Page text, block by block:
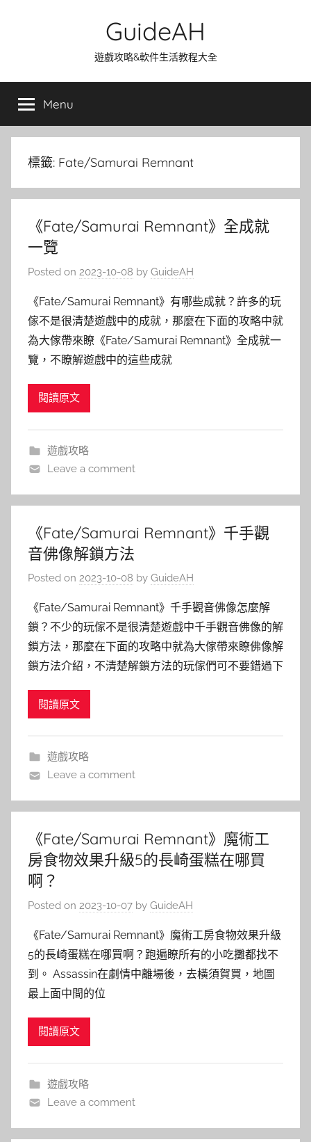
GuideAH
遊戲攻略&軟件生活教程大全
Menu
標籤: Fate/Samurai Remnant
《Fate/Samurai Remnant》全成就
一覽
Posted on 2023-10-08 by GuideAH
《Fate/Samurai Remnant》有哪些成就？許多的玩
傢不是很清楚遊戲中的成就，那麼在下面的攻略中就
為大傢帶來瞭《Fate/Samurai Remnant》全成就一
覽，不瞭解遊戲中的這些成就
閱讀原文
遊戲攻略
Leave a comment
《Fate/Samurai Remnant》千手觀
音佛像解鎖方法
Posted on 2023-10-08 by GuideAH
《Fate/Samurai Remnant》千手觀音佛像怎麼解
鎖？不少的玩傢不是很清楚遊戲中千手觀音佛像的解
鎖方法，那麼在下面的攻略中就為大傢帶來瞭佛像解
鎖方法介紹，不清楚解鎖方法的玩傢們可不要錯過下
閱讀原文
遊戲攻略
Leave a comment
《Fate/Samurai Remnant》魔術工
房食物效果升級5的長崎蛋糕在哪買
啊？
Posted on 2023-10-07 by GuideAH
《Fate/Samurai Remnant》魔術工房食物效果升級
5的長崎蛋糕在哪買啊？跑遍瞭所有的小吃攤都找不
到。 Assassin在劇情中離場後，去橫須賀買，地圖
最上面中間的位
閱讀原文
遊戲攻略
Leave a comment